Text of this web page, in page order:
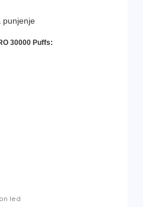
punjenje
30000 Puffs:
led